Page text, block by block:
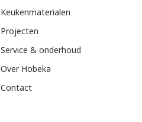
Keukenmaterialen
Projecten
Service & onderhoud
Over Hobeka
Contact